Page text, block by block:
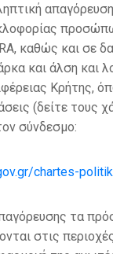
απαγόρευση
καθώς και σε
και άλση και
Κρήτης,
(δείτε τους
σύνδεσμο:
chartes-
τα
στις